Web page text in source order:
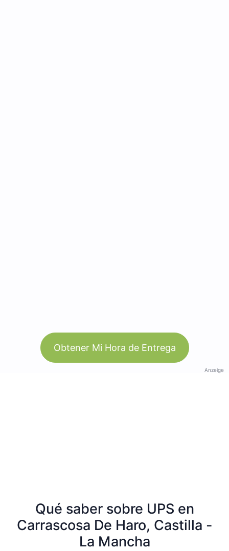
Obtener Mi Hora de Entrega
Anzeige
Qué saber sobre UPS en
Carrascosa De Haro, Castilla -
La Mancha